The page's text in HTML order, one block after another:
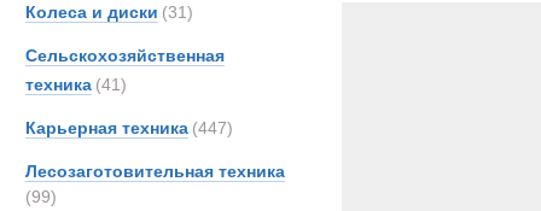
Колеса и диски (31)
Сельскохозяйственная
техника (41)
Карьерная техника (447)
Лесозаготовительная техника
(99)